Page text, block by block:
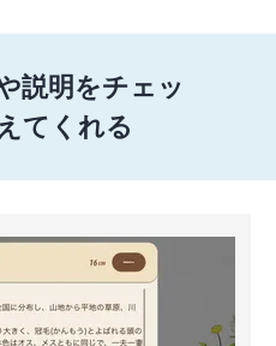
説明をチェッ
てくれる